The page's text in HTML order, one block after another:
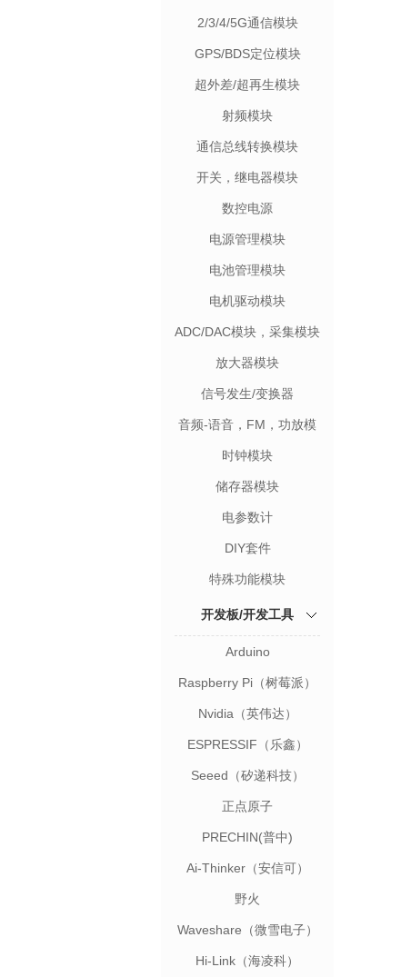
2/3/4/5G通信模块
GPS/BDS定位模块
超外差/超再生模块
射频模块
通信总线转换模块
开关，继电器模块
数控电源
电源管理模块
电池管理模块
电机驱动模块
ADC/DAC模块，采集模块
放大器模块
信号发生/变换器
音频-语音，FM，功放模
块
时钟模块
储存器模块
电参数计
DIY套件
特殊功能模块
开发板/开发工具
Arduino
Raspberry Pi（树莓派）
Nvidia（英伟达）
ESPRESSIF（乐鑫）
Seeed（矽递科技）
正点原子
PRECHIN(普中)
Ai-Thinker（安信可）
野火
Waveshare（微雪电子）
Hi-Link（海凌科）